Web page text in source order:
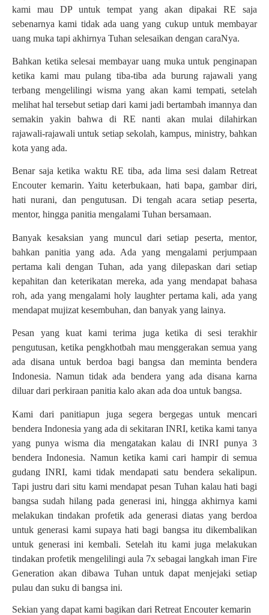
kami mau DP untuk tempat yang akan dipakai RE saja
sebenarnya kami tidak ada uang yang cukup untuk membayar
uang muka tapi akhirnya Tuhan selesaikan dengan caraNya.
Bahkan ketika selesai membayar uang muka untuk penginapan
ketika kami mau pulang tiba-tiba ada burung rajawali yang
terbang mengelilingi wisma yang akan kami tempati, setelah
melihat hal tersebut setiap dari kami jadi bertambah imannya dan
semakin yakin bahwa di RE nanti akan mulai dilahirkan
rajawali-rajawali untuk setiap sekolah, kampus, ministry, bahkan
kota yang ada.
Benar saja ketika waktu RE tiba, ada lima sesi dalam Retreat
Encouter kemarin. Yaitu keterbukaan, hati bapa, gambar diri,
hati nurani, dan pengutusan. Di tengah acara setiap peserta,
mentor, hingga panitia mengalami Tuhan bersamaan.
Banyak kesaksian yang muncul dari setiap peserta, mentor,
bahkan panitia yang ada. Ada yang mengalami perjumpaan
pertama kali dengan Tuhan, ada yang dilepaskan dari setiap
kepahitan dan keterikatan mereka, ada yang mendapat bahasa
roh, ada yang mengalami holy laughter pertama kali, ada yang
mendapat mujizat kesembuhan, dan banyak yang lainya.
Pesan yang kuat kami terima juga ketika di sesi terakhir
pengutusan, ketika pengkhotbah mau menggerakan semua yang
ada disana untuk berdoa bagi bangsa dan meminta bendera
Indonesia. Namun tidak ada bendera yang ada disana karna
diluar dari perkiraan panitia kalo akan ada doa untuk bangsa.
Kami dari panitiapun juga segera bergegas untuk mencari
bendera Indonesia yang ada di sekitaran INRI, ketika kami tanya
yang punya wisma dia mengatakan kalau di INRI punya 3
bendera Indonesia. Namun ketika kami cari hampir di semua
gudang INRI, kami tidak mendapati satu bendera sekalipun.
Tapi justru dari situ kami mendapat pesan Tuhan kalau hati bagi
bangsa sudah hilang pada generasi ini, hingga akhirnya kami
melakukan tindakan profetik ada generasi diatas yang berdoa
untuk generasi kami supaya hati bagi bangsa itu dikembalikan
untuk generasi ini kembali. Setelah itu kami juga melakukan
tindakan profetik mengelilingi aula 7x sebagai langkah iman Fire
Generation akan dibawa Tuhan untuk dapat menjejaki setiap
pulau dan suku di bangsa ini.
Sekian yang dapat kami bagikan dari Retreat Encouter kemarin